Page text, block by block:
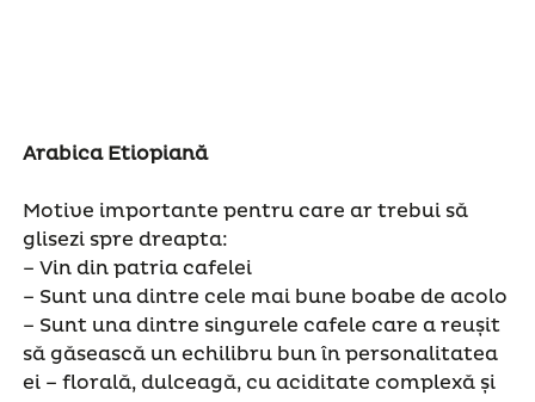
Arabica Etiopiană
Motive importante pentru care ar trebui să
glisezi spre dreapta:
– Vin din patria cafelei
– Sunt una dintre cele mai bune boabe de acolo
– Sunt una dintre singurele cafele care a reușit
să găsească un echilibru bun în personalitatea
ei – florală, dulceagă, cu aciditate complexă și